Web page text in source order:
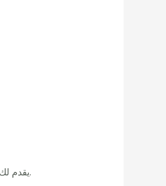
نعم، ليس فقط في المملكة… CliX يقدم لك أسعار توصيل هي الأرخص عالميًا مقارنة بالخدمات الأخرى، مع الحفاظ على أعلى معايير الراحة والأمان.